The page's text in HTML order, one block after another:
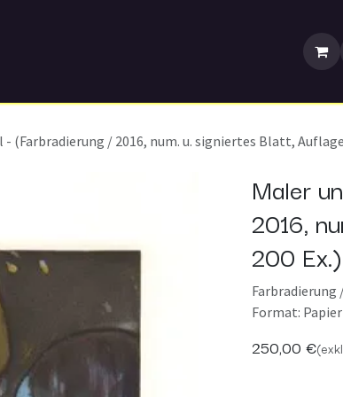
- (Farbradierung / 2016, num. u. signiertes Blatt,
Maler
2016,
200 Ex.)
Farbradierung
Format:
250,00 €